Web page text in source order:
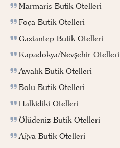
Marmaris Butik Otelleri
Foça Butik Otelleri
Gaziantep Butik Otelleri
Kapadokya/Nevşehir Otelleri
Ayvalık Butik Otelleri
Bolu Butik Otelleri
Halkidiki Otelleri
Ölüdeniz Butik Otelleri
Ağva Butik Otelleri